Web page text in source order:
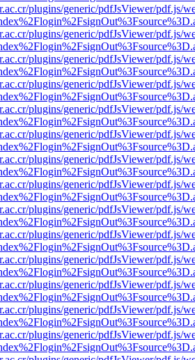
plugins/generic/pdfJsViewer/pdf.js/
plugins/generic/pdfJsViewer/pdf.js/
plugins/generic/pdfJsViewer/pdf.js/
plugins/generic/pdfJsViewer/pdf.js/
plugins/generic/pdfJsViewer/pdf.js/
plugins/generic/pdfJsViewer/pdf.js/
plugins/generic/pdfJsViewer/pdf.js/
plugins/generic/pdfJsViewer/pdf.js/
plugins/generic/pdfJsViewer/pdf.js/
plugins/generic/pdfJsViewer/pdf.js/
plugins/generic/pdfJsViewer/pdf.js/
plugins/generic/pdfJsViewer/pdf.js/
plugins/generic/pdfJsViewer/pdf.js/
plugins/generic/pdfJsViewer/pdf.js/